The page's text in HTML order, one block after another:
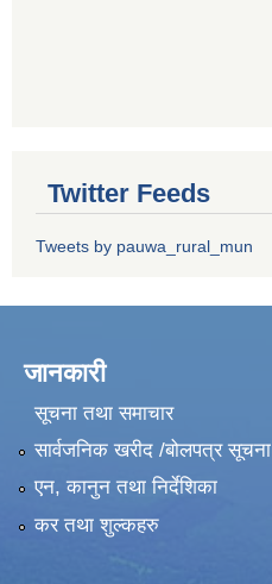
Twitter Feeds
Tweets by pauwa_rural_mun
जानकारी
सूचना तथा समाचार
सार्वजनिक खरीद /बोलपत्र सूचना
एन, कानुन तथा निर्देशिका
कर तथा शुल्कहरु